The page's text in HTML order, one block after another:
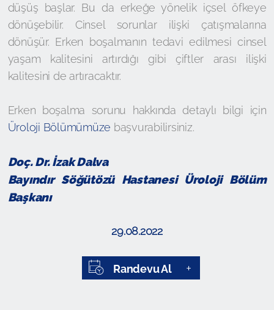
düşüş başlar. Bu da erkeğe yönelik içsel öfkeye
dönüşebilir. Cinsel sorunlar ilişki çatışmalarına
dönüşür. Erken boşalmanın tedavi edilmesi cinsel
yaşam kalitesini artırdığı gibi çiftler arası ilişki
kalitesini de artıracaktır.
Erken boşalma sorunu hakkında detaylı bilgi için
Üroloji Bölümümüze başvurabilirsiniz.
Doç. Dr. İzak Dalva
Bayındır Söğütözü Hastanesi Üroloji Bölüm
Başkanı
29.08.2022
Randevu Al